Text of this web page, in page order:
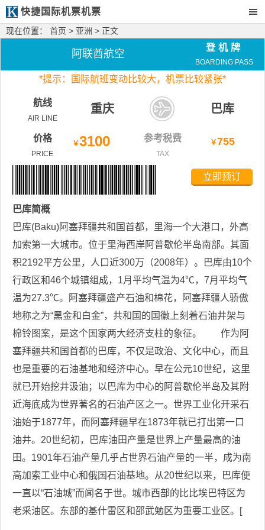
快捷国际机票机票
现在位置： 首页 > 亚洲 > 正文
阿联酋航空
登机牌
BOARDING PASS
*提示：国际航班变动比较大， 机票比较紧张*
航线
AIR LINE
重庆 巴库
价格
PRICE
￥3100 参考税费
TAX
￥755
立即预订
巴库简概
巴库(Baku)阿塞拜疆共和国首都，里海一个大港口，外高
加索第一大城市。位于里海西岸阿普歇伦半岛南部。其面
积2192平方公里，人口近300万（2008年）。巴库由10个
行政区和46个城镇组成，1月平均气温为4℃，7月平均气
温为27.3℃。阿塞拜疆盛产石油和棉花，阿塞拜疆人骄傲
地称之为“黑金和白金”，共和国的国徽上刻着石油井架与
棉铃图案，是这个国家两大经济支柱的象征。 作为阿
塞拜疆共和国首都的巴库，不仅是政治、文化中心，而且
也是重要的石油基地和经济中心。早在公元10世纪，这里
就已开始挖井汲油；以巴库为中心的阿普歇伦半岛及其附
近海底成为世界著名的石油产区之一。世界工业化开采石
油始于1877年，而阿塞拜疆早在1873年就已打出第一口
油井。20世纪初，巴库油田产量是世界上产量最高的油
田。1901年石油产量几乎占世界石油产量的一半，成为南
高加索工业中心和俄国石油基地。从20世纪以来，巴库便
一直以“石油城”而闻名于世。城市西部的比比埃巴特区为
老采油区。东部的基什雷区和邵武勉区为重要工业区。[